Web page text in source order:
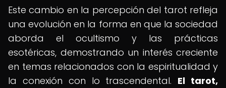
Este cambio en la percepción del tarot refleja
una evolución en la forma en que la sociedad
aborda el ocultismo y las prácticas
esotéricas, demostrando un interés creciente
en temas relacionados con la espiritualidad y
la conexión con lo trascendental. El tarot,